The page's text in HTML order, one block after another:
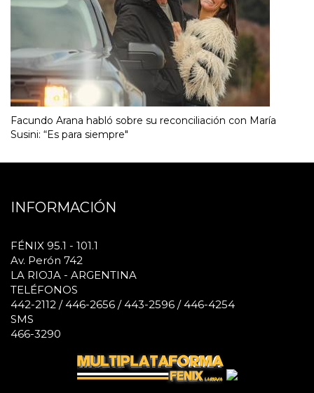
Facundo Arana habló sobre su reconciliación con María
Susini: “Es para siempre"
INFORMACIÓN
FÉNIX 95.1 - 101.1
Av. Perón 742
LA RIOJA - ARGENTINA
TELÉFONOS
442-2112 / 446-2656 / 443-2596 / 446-4254
SMS
466-3290